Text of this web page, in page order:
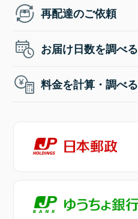
再配達のご依頼
お届け日数を調べる
料金を計算・調べる